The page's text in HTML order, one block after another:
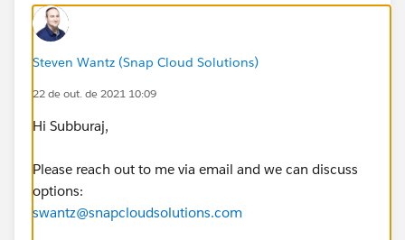
Steven Wantz (Snap Cloud Solutions)
22 de out. de 2021 10:09
Hi Subburaj,
Please reach out to me via email and we can discuss
options:
swantz@snapcloudsolutions.com